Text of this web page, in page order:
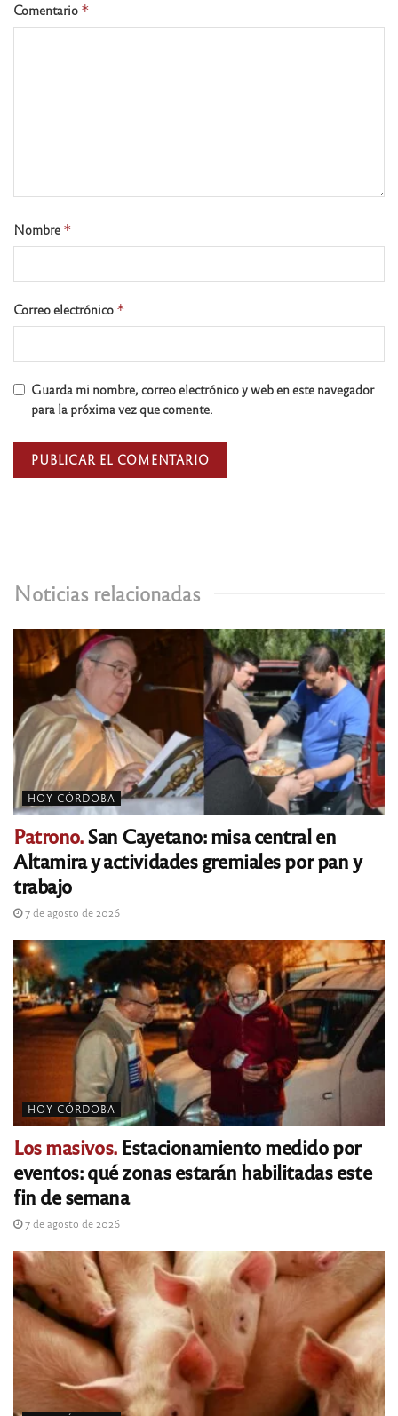
Noticias relacionadas
HOY CÓRDOBA
Patrono.San Cayetano: misa central en
Altamira y actividades gremiales por pan y
trabajo
7 de agosto de 2026
HOY CÓRDOBA
Los masivos.Estacionamiento medido por
eventos: qué zonas estarán habilitadas este
fin de semana
7 de agosto de 2026
Comentario *
Nombre *
Correo electrónico *
Guarda mi nombre, correo electrónico y web en este navegador
para la próxima vez que comente.